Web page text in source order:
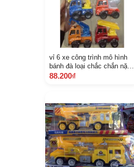
vỉ 6 xe công trình mô hình
bánh đà loại chắc chắn nặng
tay ảnh thật kèm kick thước
88.200₫